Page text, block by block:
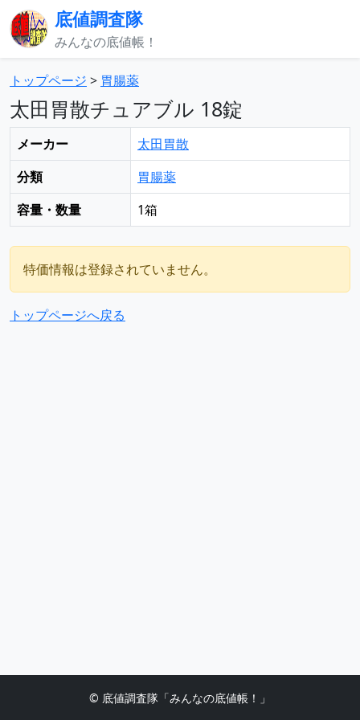
底値調査隊
みんなの底値帳！
トップページ > 胃腸薬
太田胃散チュアブル 18錠
メーカー
太田胃散
分類
胃腸薬
容量・数量
1箱
特価情報は登録されていません。
トップページへ戻る
© 底値調査隊「みんなの底値帳！」